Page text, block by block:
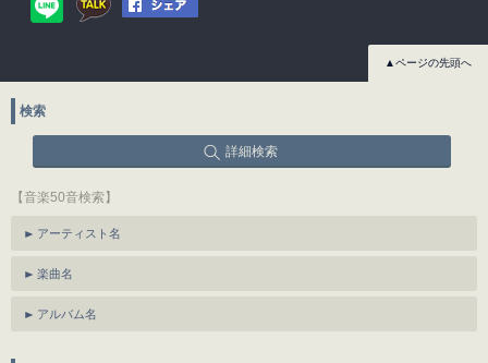
▲ページの先頭へ
検索
詳細検索
【音楽50音検索】
アーティスト名
楽曲名
アルバム名